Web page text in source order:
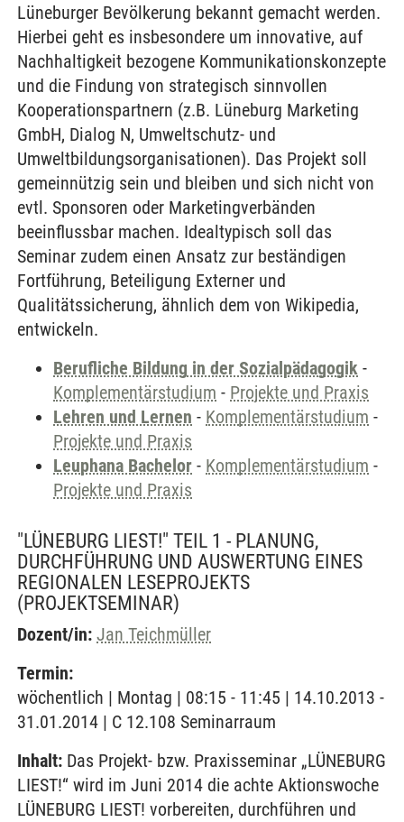
Lüneburger Bevölkerung bekannt gemacht werden.
Hierbei geht es insbesondere um innovative, auf
Nachhaltigkeit bezogene Kommunikationskonzepte
und die Findung von strategisch sinnvollen
Kooperationspartnern (z.B. Lüneburg Marketing
GmbH, Dialog N, Umweltschutz- und
Umweltbildungsorganisationen). Das Projekt soll
gemeinnützig sein und bleiben und sich nicht von
evtl. Sponsoren oder Marketingverbänden
beeinflussbar machen. Idealtypisch soll das
Seminar zudem einen Ansatz zur beständigen
Fortführung, Beteiligung Externer und
Qualitätssicherung, ähnlich dem von Wikipedia,
entwickeln.
Berufliche Bildung in der Sozialpädagogik -
Komplementärstudium - Projekte und Praxis
Lehren und Lernen - Komplementärstudium -
Projekte und Praxis
Leuphana Bachelor - Komplementärstudium -
Projekte und Praxis
"LÜNEBURG LIEST!" TEIL 1 - PLANUNG,
DURCHFÜHRUNG UND AUSWERTUNG EINES
REGIONALEN LESEPROJEKTS
(PROJEKTSEMINAR)
Dozent/in: Jan Teichmüller
Termin:
wöchentlich | Montag | 08:15 - 11:45 | 14.10.2013 -
31.01.2014 | C 12.108 Seminarraum
Inhalt: Das Projekt- bzw. Praxisseminar „LÜNEBURG
LIEST!“ wird im Juni 2014 die achte Aktionswoche
LÜNEBURG LIEST! vorbereiten, durchführen und